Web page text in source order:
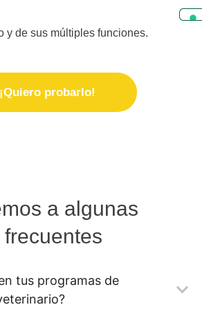
y de sus múltiples funciones.
¡Quiero probarlo!
a algunas
tus programas de